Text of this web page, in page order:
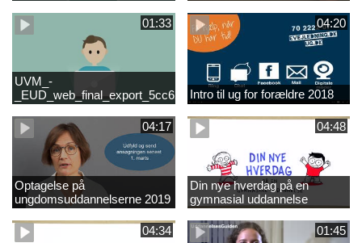
01:33
UVM_-
04:20
Intro til ug for forældre 2018
04:17
Optagelse på
ungdomsuddannelserne 2019
04:48
Din nye hverdag på en
gymnasial uddannelse
04:34 01:45